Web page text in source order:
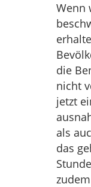
Wenn
die
nicht
jetzt
als
das